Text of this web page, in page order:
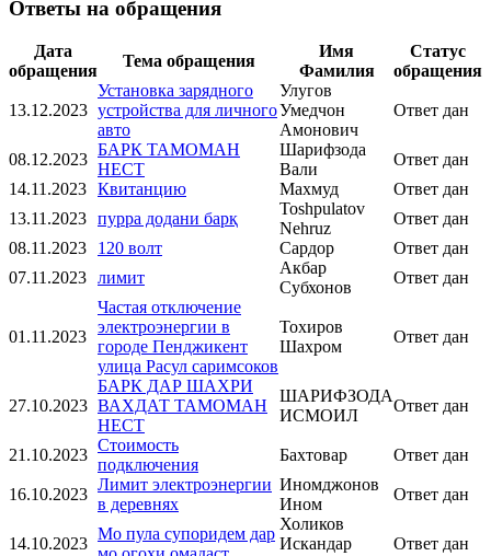
Ответы на обращения
Дата
обращения
Тема обращения
Имя
Фамилия
Статус
обращения
13.12.2023
Установка зарядного
устройства для личного
авто
Улугов
Умедчон
Амонович
Ответ дан
08.12.2023
БАРК ТАМОМАН
НЕСТ
Шарифзода
Вали
Ответ дан
14.11.2023 Квитанцию Махмуд
Ответ дан
13.11.2023 пурра додани барқ
Toshpulatov
Nehruz
Ответ дан
08.11.2023
120 волт Сардор
Ответ дан
07.11.2023 лимит
Акбар
Субхонов
Ответ дан
01.11.2023
Частая отключение
электроэнергии в
городе Пенджикент
улица Расул саримсоков
Тохиров
Шахром
Ответ дан
27.10.2023
БАРК ДАР ШАХРИ
ВАХДАТ ТАМОМАН
НЕСТ
ШАРИФЗОДА
ИСМОИЛ
Ответ дан
21.10.2023
Стоимость
подключения
Бахтовар Ответ дан
16.10.2023
Лимит электроэнергии
в деревнях
Иномджонов
Ином
Ответ дан
14.10.2023
Мо пула супоридем дар
Холиков
Искандар
Ответ дан